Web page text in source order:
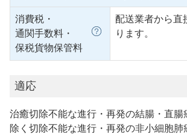
消費税・
通関手数料・
保税貨物保管料
配送業者から直
ります。
適応
治癒切除不能な進行・再発の結腸・直腸
除く切除不能な進行・再発の非小細胞肺